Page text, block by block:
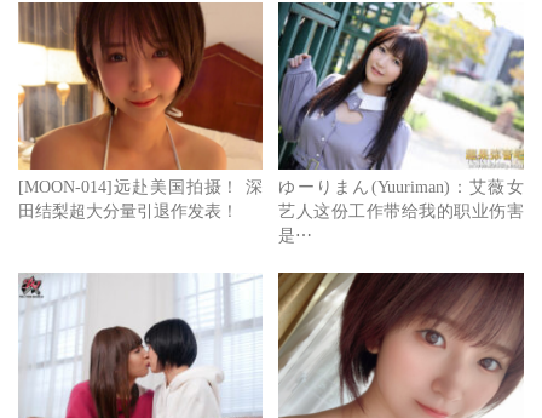
[MOON-014]远赴美国拍摄！ 深
田结梨超大分量引退作发表！
ゆーりまん(Yuuriman)：艾薇女
艺人这份工作带给我的职业伤害
是⋯